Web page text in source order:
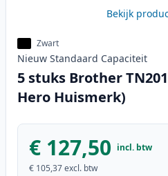
Bekijk
Zwart
Nieuw Standaard Capaciteit
5 stuks Brother
Hero Huismerk)
€ 127,50 incl. btw
€ 105,37excl. btw